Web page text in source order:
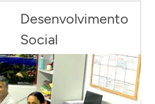
Desenvolvimento
Social